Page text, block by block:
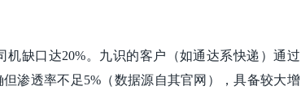
缺口达20%。九识的客户（如通达系快递）通过
渗透率不足5%（数据源自其官网），具备较大增